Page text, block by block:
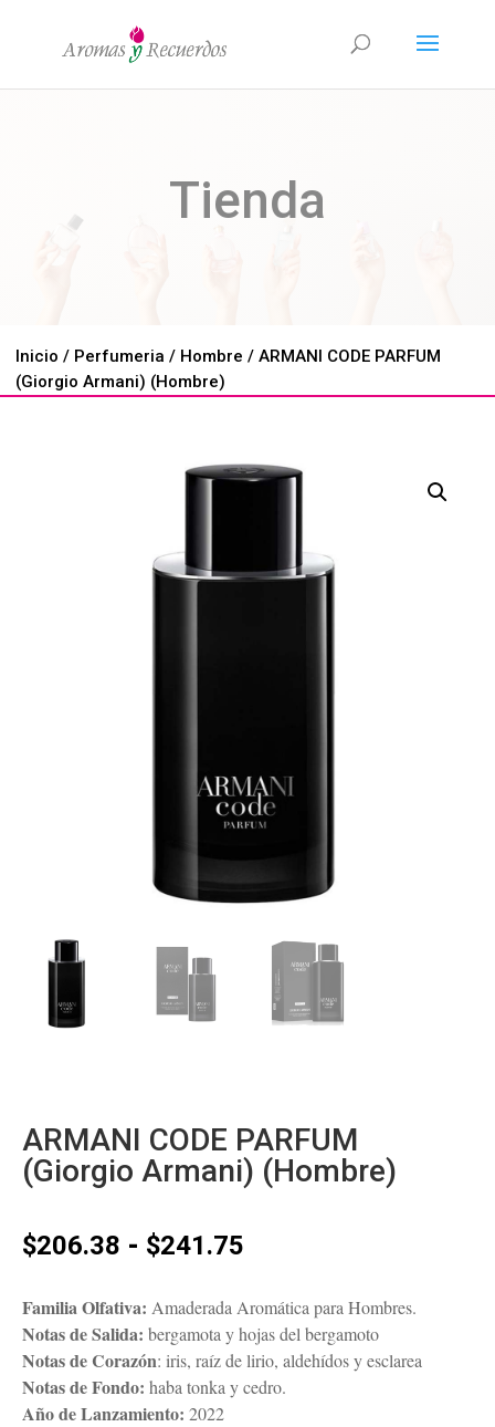
Tienda
Inicio / Perfumeria / Hombre / ARMANI CODE PARFUM
(Giorgio Armani) (Hombre)
ARMANI CODE PARFUM
(Giorgio Armani) (Hombre)
$206.38 - $241.75
precios:
desde
$206.38
hasta
$241.75
Familia Olfativa: Amaderada Aromática para Hombres.
Notas de Salida: bergamota y hojas del bergamoto
Notas de Corazón: iris, raíz de lirio, aldehídos y esclarea
Notas de Fondo: haba tonka y cedro.
Año de Lanzamiento: 2022